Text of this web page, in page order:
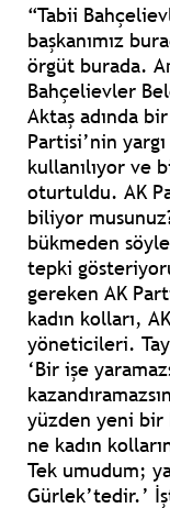
“Tabii
başkanımız
örgüt burada.
Bahçelievler
Aktaş adında
Partisi’nin
kullanılıyor ve
oturtuldu. AK
biliyor
bükmeden
tepki
gereken AK
kadın kolları,
yöneticileri.
‘Bir işe
yüzden yeni bir
ne kadın
Tek umudum;
Gürlek’tedir.’